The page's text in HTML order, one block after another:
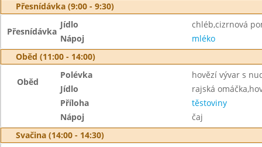
Přesnídávka (9:00 - 9:30)
Přesnídávka
Jídlo
chléb,cizrnová
Nápoj
mléko
Oběd (11:00 - 14:00)
Oběd
Polévka
hovězí vývar s
Jídlo
rajská
Příloha
těstoviny
Nápoj
čaj
Svačina (14:00 - 14:30)